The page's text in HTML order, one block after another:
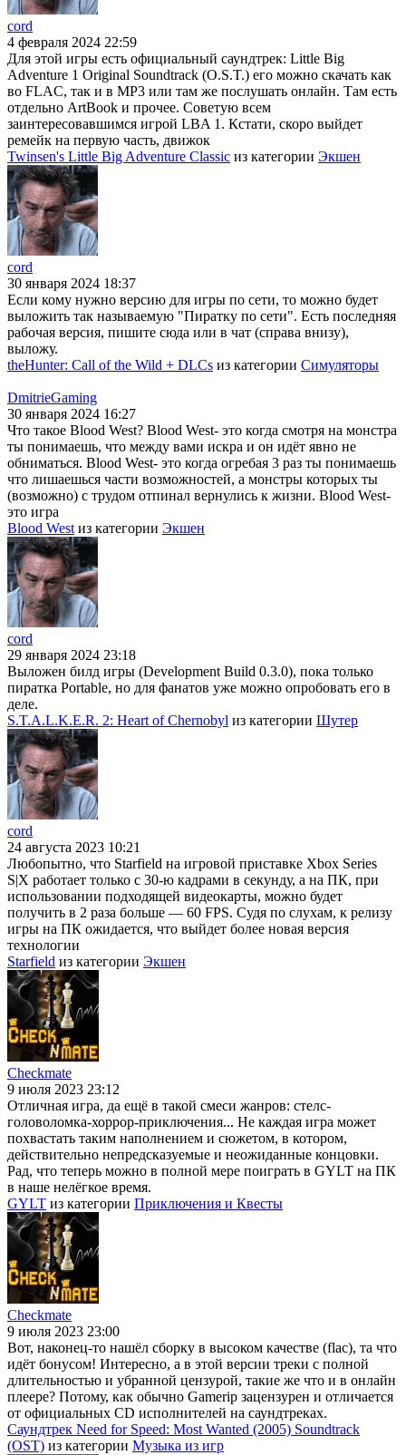
cord
4 февраля 2024 22:59
Для этой игры есть официальный саундтрек: Little Big
Adventure 1 Original Soundtrack (O.S.T.) его можно скачать как
во FLAC, так и в MP3 или там же послушать онлайн. Там есть
отдельно ArtBook и прочее. Советую всем
заинтересовавшимся игрой LBA 1. Кстати, скоро выйдет
ремейк на первую часть, движок
Twinsen's Little Big Adventure Classic из категории Экшен
cord
30 января 2024 18:37
Если кому нужно версию для игры по сети, то можно будет
выложить так называемую "Пиратку по сети". Есть последняя
рабочая версия, пишите сюда или в чат (справа внизу),
выложу.
theHunter: Call of the Wild + DLCs из категории Симуляторы
DmitrieGaming
30 января 2024 16:27
Что такое Blood West? Blood West- это когда смотря на монстра
ты понимаешь, что между вами искра и он идёт явно не
обниматься. Blood West- это когда огребая 3 раз ты понимаешь
что лишаешься части возможностей, а монстры которых ты
(возможно) с трудом отпинал вернулись к жизни. Blood West-
это игра
Blood West из категории Экшен
cord
29 января 2024 23:18
Выложен билд игры (Development Build 0.3.0), пока только
пиратка Portable, но для фанатов уже можно опробовать его в
деле.
S.T.A.L.K.E.R. 2: Heart of Chernobyl из категории Шутер
cord
24 августа 2023 10:21
Любопытно, что Starfield на игровой приставке Xbox Series
S|X работает только с 30-ю кадрами в секунду, а на ПК, при
использовании подходящей видеокарты, можно будет
получить в 2 раза больше — 60 FPS. Судя по слухам, к релизу
игры на ПК ожидается, что выйдет более новая версия
технологии
Starfield из категории Экшен
Checkmate
9 июля 2023 23:12
Отличная игра, да ещё в такой смеси жанров: стелс-
головоломка-хоррор-приключения... Не каждая игра может
похвастать таким наполнением и сюжетом, в котором,
действительно непредсказуемые и неожиданные концовки.
Рад, что теперь можно в полной мере поиграть в GYLT на ПК
в наше нелёгкое время.
GYLT из категории Приключения и Квесты
Checkmate
9 июля 2023 23:00
Вот, наконец-то нашёл сборку в высоком качестве (flac), та что
идёт бонусом! Интересно, а в этой версии треки с полной
длительностью и убранной цензурой, такие же что и в онлайн
плеере? Потому, как обычно Gamerip зацензурен и отличается
от официальных CD исполнителей на саундтреках.
Саундтрек Need for Speed: Most Wanted (2005) Soundtrack
(OST) из категории Музыка из игр